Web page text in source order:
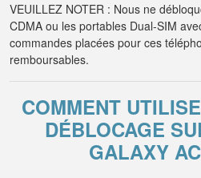
VEUILLEZ NOTER : Nous ne
CDMA ou les portables Dual-SIM
commandes placées pour ces
remboursables.
COMMENT
DÉBLOCAGE
GALAXY